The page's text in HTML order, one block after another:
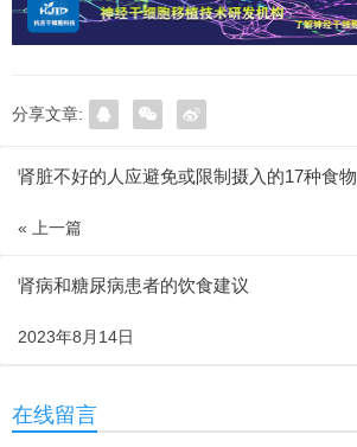
分享文章:
肾脏不好的人应避免或限制摄入的17种食物
« 上一篇
肾病和糖尿病患者的饮食建议
2023年8月14日
在线留言